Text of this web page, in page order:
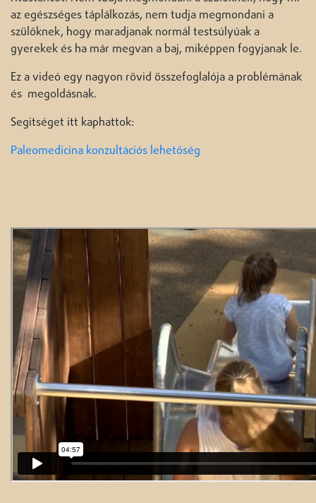
az egészséges táplálkozás, nem tudja megmondani a
szülőknek, hogy maradjanak normál testsúlyúak a
gyerekek és ha már megvan a baj, miképpen fogyjanak le.
Ez a videó egy nagyon rövid összefoglalója a problémának
és megoldásnak.
Segitséget itt kaphattok:
Paleomedicina konzultációs lehetőség